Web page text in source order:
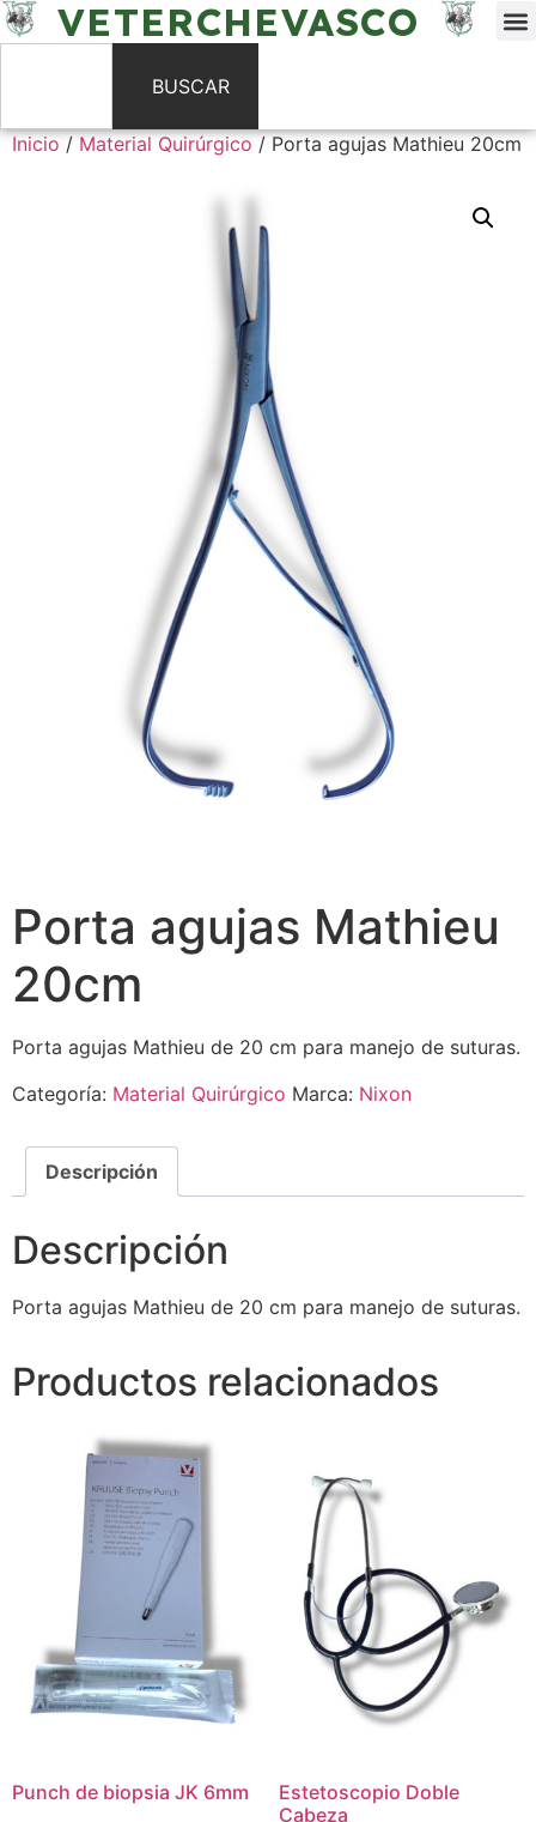
VETERCHEVASCO
BUSCAR
Inicio/Material Quirúrgico/ Porta agujas Mathieu 20cm
Porta agujas Mathieu
20cm
Porta agujas Mathieu de 20 cm para manejo de suturas.
Categoría: Material Quirúrgico Marca: Nixon
Descripción
Descripción
Porta agujas Mathieu de 20 cm para manejo de suturas.
Productos relacionados
Punch de biopsia JK 6mm
Estetoscopio Doble
Cabeza